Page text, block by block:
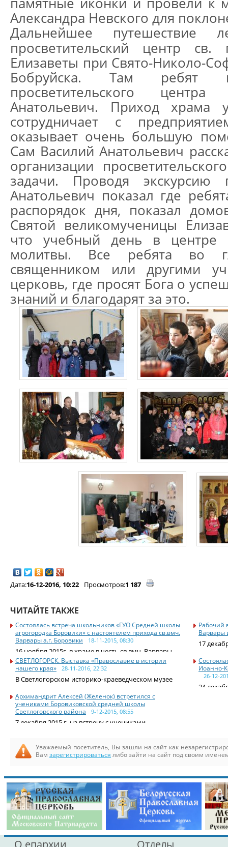
Александра Невского для
Дальнейшее путешествие
просветительский центр св.
Елизаветы при Свято-Николо-
Бобруйска. Там ребят
просветительского
Анатольевич. Приход храма
сотрудничает с
оказывает очень большую
Сам Василий Анатольевич
организации
задачи. Проводя
Анатольевич показал где
распорядок дня, показал
Святой великомученицы
что учебный день в центре
молитвы. Все ребята во
священником или другими
церковь, где просят Бога о
знаний и благодарят за это.
Дата:16-12-2016, 10:22 Просмотров:1 187
ЧИТАЙТЕ ТАКЖЕ
Состоялась встреча школьников «ГУО Средней школы
агрогородка Боровики» с настоятелем прихода св.вмч.
Варвары а.г. Боровики
18-11-2015, 08:30
16 ноября 2015г. в храме в честь св.вмч. Варвары
Рабочий
Варвары
17
СВЕТЛОГОРСК. Выставка «Православие в истории
нашего края»
28-11-2016, 22:32
В Светлогорском историко-краеведческом музее
Иоанно-
26-12-
24
Архимандрит Алексей (Желенок) встретился с
учениками Боровиковской средней школы
Светлогорского района
9-12-2015, 08:55
7 декабря 2015 г. на встречу с учениками
Уважаемый посетитель, Вы зашли на сайт как
Вам зарегистрироваться либо зайти на сайт под своим
О епархии Отделы